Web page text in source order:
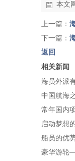
本文
上一篇：
下一篇：
返回
相关新闻
海员外派
中国航海
常年国内
启动梦想
船员的优
豪华游轮